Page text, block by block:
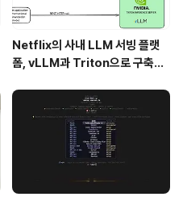
Netflix의 사내 LLM 서빙 플랫
폼, vLLM과 Triton으로 구축한